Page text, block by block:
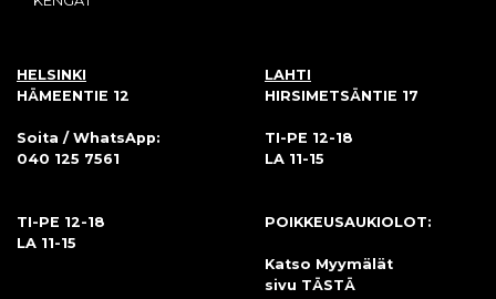
HELSINKI
HÄMEENTIE 12
Soita / WhatsApp:
040 125 7561
TI-PE 12-18
LA 11-15
LAHTI
HIRSIMETSÄNTIE 17
TI-PE 12-18
LA 11-15
POIKKEUSAUKIOLOT:
Katso Myymälät
sivu TÄSTÄ